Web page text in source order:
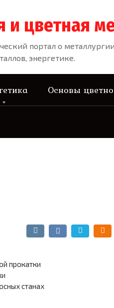
и цветная
портал о
энергетике.
Основы
прокатки
станах